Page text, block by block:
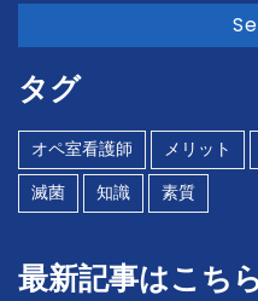
タグ
オペ室看護師 メリット
滅菌
知識 素質
最新記事はこちら